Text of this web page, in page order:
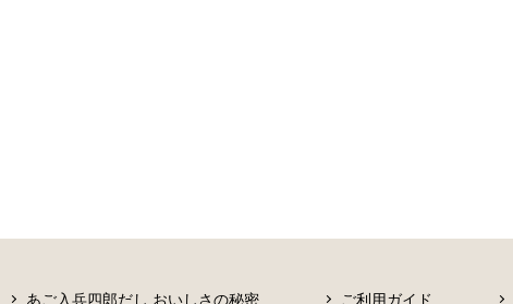
あご入兵四郎だし おいしさの秘密 ご利用ガイド